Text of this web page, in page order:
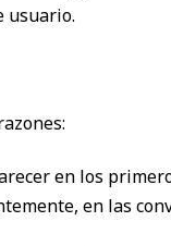
usuario.
en los
en las